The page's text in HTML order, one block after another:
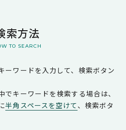
索方法
TO SEARCH
ーワードを入力して、検索ボタン
でキーワードを検索する場合は、
半角スペースを空けて 、検索ボタ